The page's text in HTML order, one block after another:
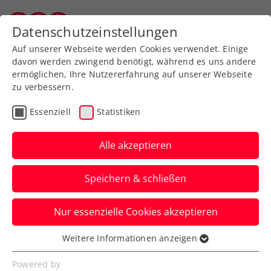
Zurück zur Newsübersicht
Davis Cup
Klare Devise für KURIER
Austria Davis Cup Team:
„Vollgas geben und 3
Punkte holen“
So blicken Richard Grasl, Jürgen Melzer
und Lukas Neumayer auf den wichtigen
Länderkampf in Ungarn.
Datenschutzeinstellungen
Auf unserer Webseite werden Cookies verwendet. Einige
davon werden zwingend benötigt, während es uns andere
ermöglichen, Ihre Nutzererfahrung auf unserer Webseite
zu verbessern.
Essenziell Statistiken
Alle akzeptieren
Speichern & schließen
Nur essenzielle Cookies akzeptieren
Essenziell
Essenzielle Cookies werden für grundlegende
Weitere Informationen anzeigen
Powered by